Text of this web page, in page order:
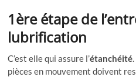
1ère étape de
lubrification
C’est elle qui assure l’étanchéité
pièces en mouvement doivent